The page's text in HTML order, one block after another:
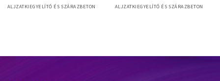
ALJZATKIEGYELÍTŐ ÉS SZÁRAZBETON ALJZATKIEGYELÍTŐ ÉS SZÁRAZBETON